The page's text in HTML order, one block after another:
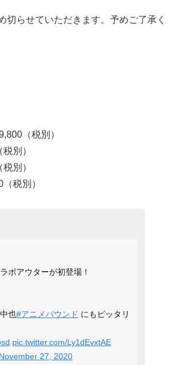
らせていただきます。予めご了承く
（税別）
別）
別）
税別）
ボアウターが初登場！
也#アニメバウンド にもピッタリ
pic.twitter.com/Ly1dEvxtAE
November 27, 2020